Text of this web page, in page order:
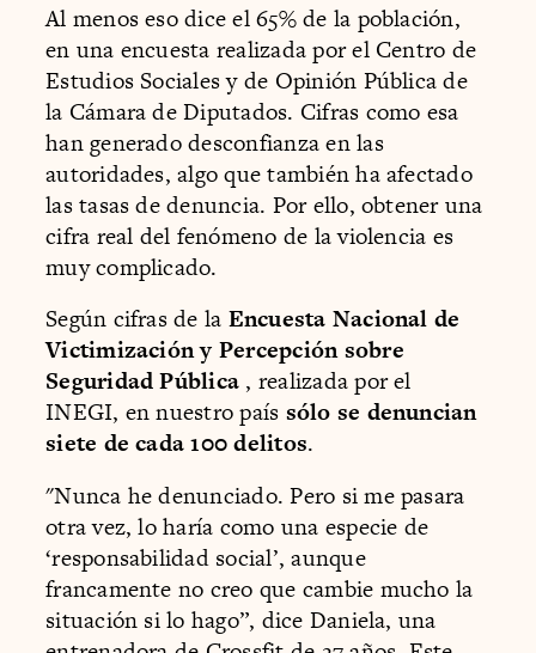
Al menos eso dice el 65% de la población,
en una encuesta realizada por el Centro de
Estudios Sociales y de Opinión Pública de
la Cámara de Diputados. Cifras como esa
han generado desconfianza en las
autoridades, algo que también ha afectado
las tasas de denuncia. Por ello, obtener una
cifra real del fenómeno de la violencia es
muy complicado.
Según cifras de la Encuesta Nacional de
Victimización y Percepción sobre
Seguridad Pública , realizada por el
INEGI, en nuestro país sólo se denuncian
siete de cada 100 delitos.
"Nunca he denunciado. Pero si me pasara
otra vez, lo haría como una especie de
‘responsabilidad social’, aunque
francamente no creo que cambie mucho la
situación si lo hago”, dice Daniela, una